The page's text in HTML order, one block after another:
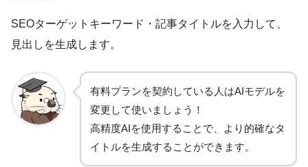
SEOターゲットキーワード・記事タイトルを入力して、
見出しを生成します。
有料プランを契約している人はAIモデルを
変更して使いましょう！
高精度AIを使用することで、より的確なタ
イトルを生成することができます。